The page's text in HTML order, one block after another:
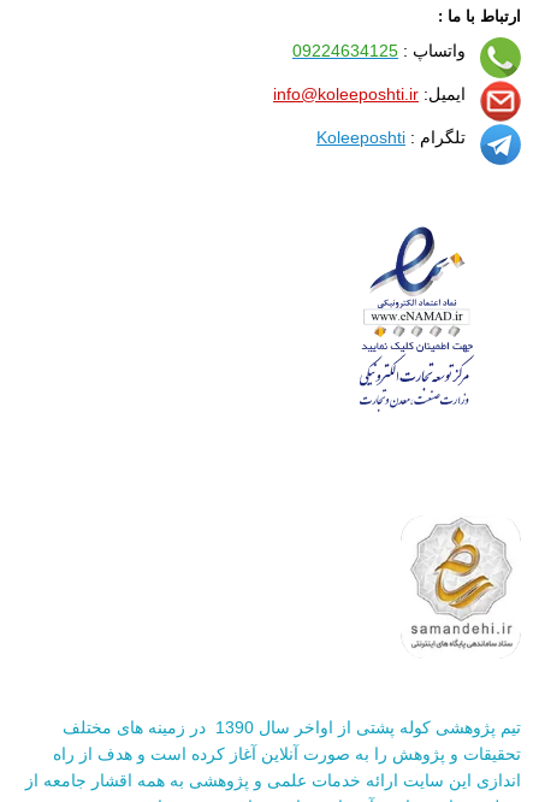
ارتباط با ما :
واتساپ : 09224634125
ایمیل: info@koleeposhti.ir
تلگرام : Koleeposhti
تیم پژوهشی کوله پشتی از اواخر سال 1390 در زمینه های مختلف
تحقیقات و پژوهش را به صورت آنلاین آغاز کرده است و هدف از راه
اندازی این سایت ارائه خدمات علمی و پژوهشی به همه اقشار جامعه از